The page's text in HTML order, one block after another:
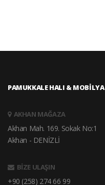
PAMUKKALE HALI & MOBİLYA
AKHAN MAĞAZA
Akhan Mah. 169. Sokak No:1
Akhan - DENİZLİ
BİZE ULAŞIN
+90 (258) 274 66 99